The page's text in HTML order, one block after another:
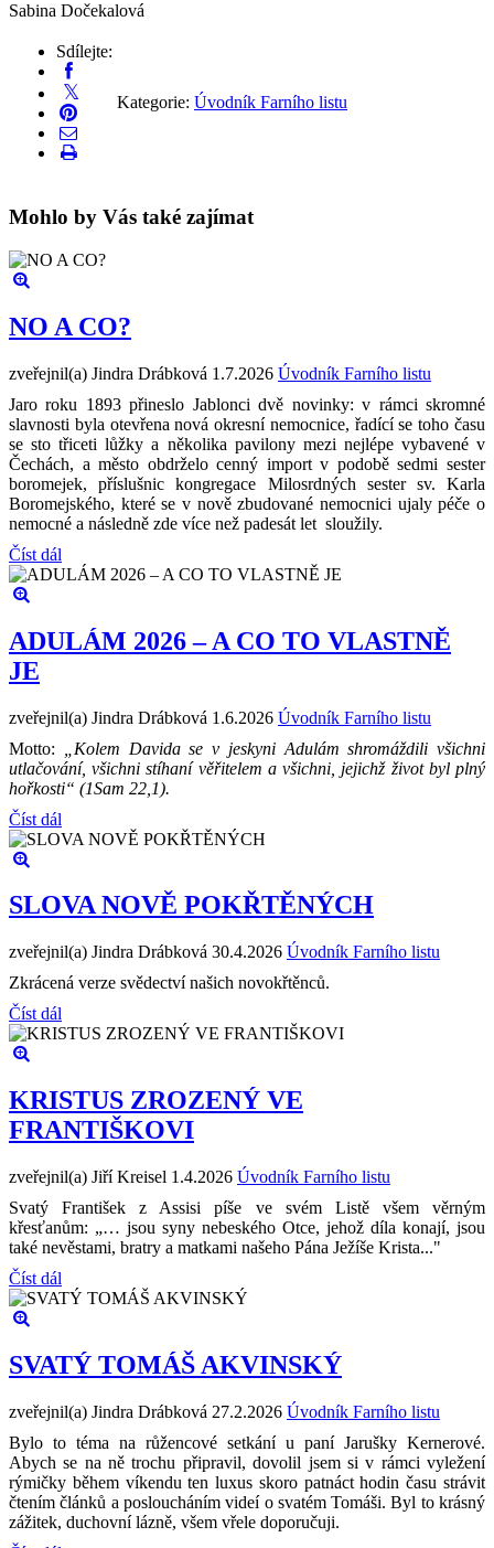
Sabina Dočekalová
Sdílejte:
Kategorie: Úvodník Farního listu
Mohlo by Vás také zajímat
NO A CO?
zveřejnil(a) Jindra Drábková 1.7.2026 Úvodník Farního listu
Jaro roku 1893 přineslo Jablonci dvě novinky: v rámci skromné
slavnosti byla otevřena nová okresní nemocnice, řadící se toho času
se sto třiceti lůžky a několika pavilony mezi nejlépe vybavené v
Čechách, a město obdrželo cenný import v podobě sedmi sester
boromejek, příslušnic kongregace Milosrdných sester sv. Karla
Boromejského, které se v nově zbudované nemocnici ujaly péče o
nemocné a následně zde více než padesát let sloužily.
Číst dál
ADULÁM 2026 – A CO TO VLASTNĚ
JE
zveřejnil(a) Jindra Drábková 1.6.2026 Úvodník Farního listu
Motto:
„Kolem Davida se v jeskyni Adulám shromáždili všichni
utlačování, všichni stíhaní věřitelem a všichni, jejichž život byl plný
hořkosti“ (1Sam 22,1).
Číst dál
SLOVA NOVĚ POKŘTĚNÝCH
zveřejnil(a) Jindra Drábková 30.4.2026 Úvodník Farního listu
Zkrácená verze svědectví našich novokřtěnců.
Číst dál
KRISTUS ZROZENÝ VE
FRANTIŠKOVI
zveřejnil(a) Jiří Kreisel 1.4.2026 Úvodník Farního listu
Svatý František z Assisi píše ve svém Listě všem věrným
křesťanům: „… jsou syny nebeského Otce, jehož díla konají, jsou
také nevěstami, bratry a matkami našeho Pána Ježíše Krista..."
Číst dál
SVATÝ TOMÁŠ AKVINSKÝ
zveřejnil(a) Jindra Drábková 27.2.2026 Úvodník Farního listu
Bylo to téma na růžencové setkání u paní Jarušky Kernerové.
Abych se na ně trochu připravil, dovolil jsem si v rámci vyležení
rýmičky během víkendu ten luxus skoro patnáct hodin času strávit
čtením článků a posloucháním videí o svatém Tomáši. Byl to krásný
zážitek, duchovní lázně, všem vřele doporučuji.